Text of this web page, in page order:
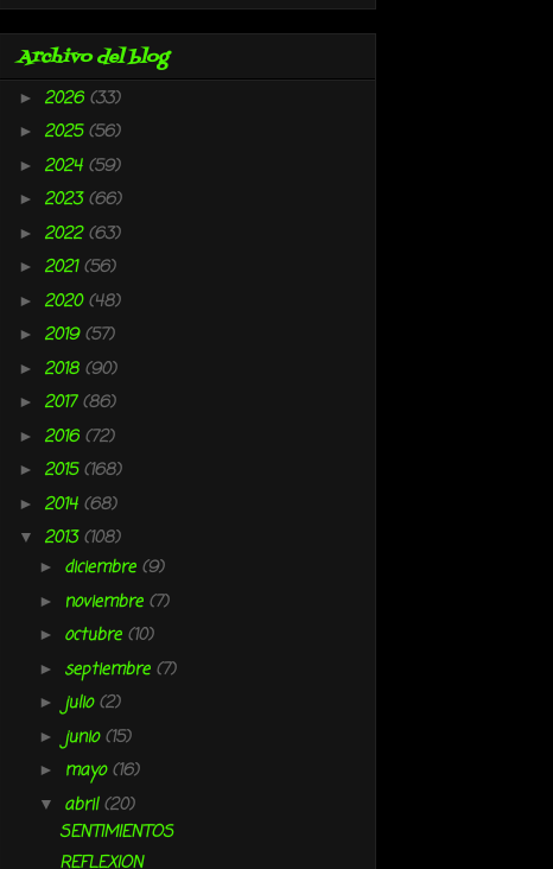
Archivo del blog
► 2026 (33)
► 2025(56)
► 2024 (59)
► 2023(66)
► 2022(63)
► 2021(56)
► 2020(48)
► 2019(57)
► 2018 (90)
► 2017(86)
► 2016 (72)
► 2015(168)
► 2014 (68)
▼ 2013(108)
► diciembre (9)
► noviembre (7)
► octubre (10)
► septiembre (7)
► julio(2)
► junio(15)
► mayo(16)
▼ abril(20)
SENTIMIENTOS
REFLEXION